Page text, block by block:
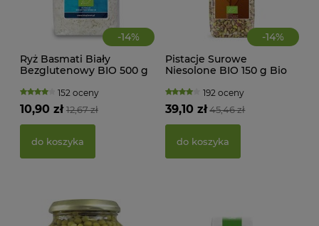
-14%
Ryż Basmati Biały
Bezglutenowy BIO 500 g
152 oceny
12,67 zł
10,90 zł
do koszyka
-14%
Pistacje Surowe
Niesolone BIO 150 g Bio
192 oceny
45,46 zł
39,10 zł
do koszyka